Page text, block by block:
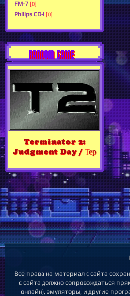
FM-7 [0]
Philips CD-I [0]
RANDOM GAME
Terminator 2:
Judgment Day / Тер
Все права на материал с сайта
с сайта должно сопровождаться
онлайн), эмуляторы, и другие